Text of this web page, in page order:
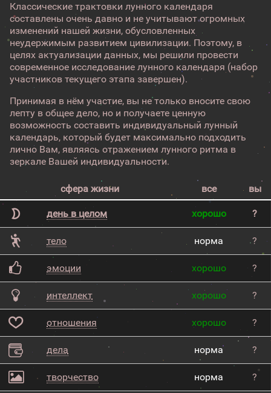
Классические трактовки лунного календаря
составлены очень давно и не учитывают огромных
изменений нашей жизни, обусловленных
неудержимым развитием цивилизации. Поэтому, в
целях актуализации данных, мы решили провести
современное исследование лунного календаря (набор
участников текущего этапа завершен).
Принимая в нём участие, вы не только вносите свою
лепту в общее дело, но и получаете ценную
возможность составить индивидуальный лунный
календарь, который будет максимально подходить
лично Вам, являясь отражением лунного ритма в
зеркале Вашей индивидуальности.
сфера жизни все вы
день в целом хорошо ?
тело норма ?
эмоции хорошо ?
интеллект хорошо ?
отношения хорошо ?
дела норма ?
творчество норма ?